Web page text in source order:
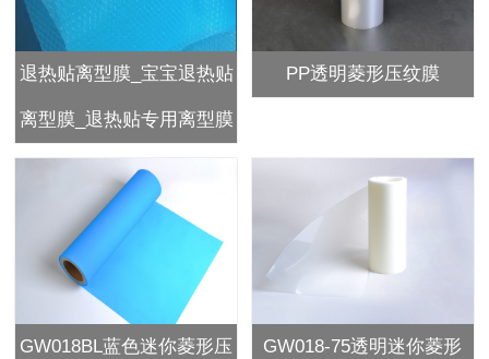
退热贴离型膜_宝宝退热贴
离型膜_退热贴专用离型膜
PP透明菱形压纹膜
GW018BL蓝色迷你菱形压 GW018-75透明迷你菱形